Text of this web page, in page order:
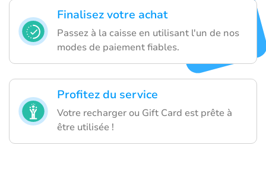
Finalisez votre achat
Passez à la caisse en utilisant l'un de nos
modes de paiement fiables.
Profitez du service
Votre recharger ou Gift Card est prête à
être utilisée !